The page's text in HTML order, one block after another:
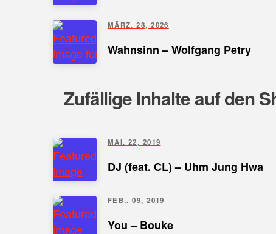
MÄRZ. 28, 2026
Wahnsinn – Wolfgang Petry
Zufällige Inhalte auf den
MAI. 22, 2019
DJ (feat. CL) – Uhm Jung Hwa
FEB.. 09, 2019
You – Bouke